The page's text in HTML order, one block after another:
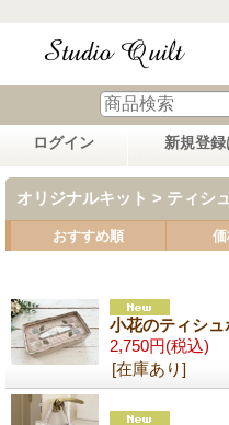
ログイン 新規登
オリジナルキット > ティシ
おすすめ順
小花のティシュ
2,750円(税込)
[在庫あり]